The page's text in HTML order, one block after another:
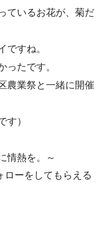
ているお花が、菊だ
ですね。
ったです。
農業祭と一緒に開催
す）
情熱を。～
ローをしてもらえる